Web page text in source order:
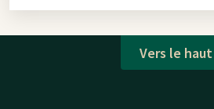
Vers le haut